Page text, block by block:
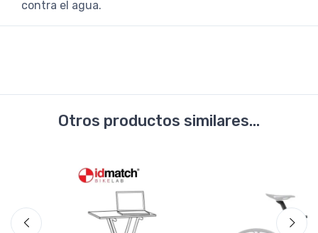
contra el agua.
Otros productos similares...